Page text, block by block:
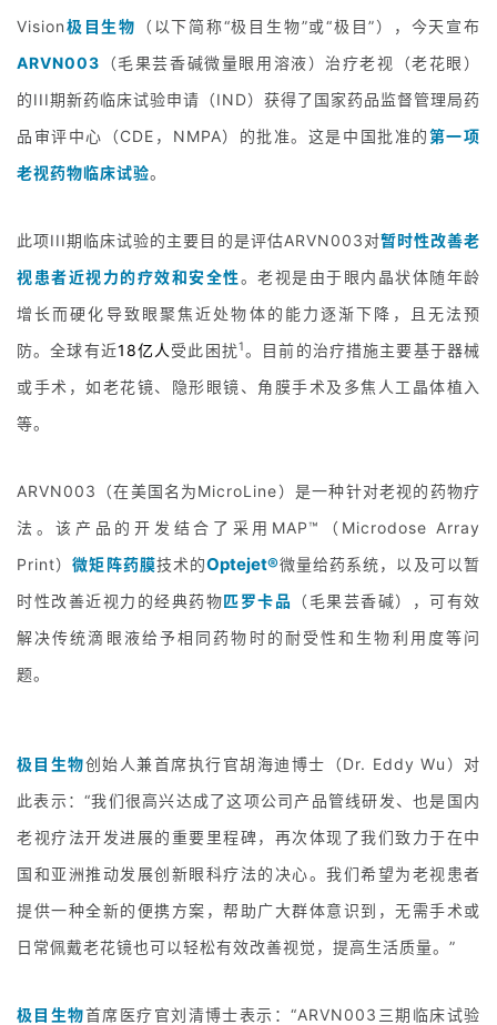
Vision极目生物
（以下简称“极目生物”或“极目”），今天宣布
ARVN003 （毛果芸香碱微量眼用溶液）治疗老视（老花眼）
的III期新药临床试验申请（IND）获得了国家药品监督管理局药
品审评中心（CDE，NMPA）的批准。这是中国批准的第一项
老视药物临床试验。
此项III期临床试验的主要目的是评估ARVN003对暂时性改善老
视患者近视力的疗效和安全性。老视是由于眼内晶状体随年龄
增长而硬化导致眼聚焦近处物体的能力逐渐下降，且无法预
防。全球有近18亿人 受此困扰1。目前的治疗措施主要基于器械
或手术，如老花镜、隐形眼镜、角膜手术及多焦人工晶体植入
等。
ARVN003（在美国名为MicroLine）是一种针对老视的药物疗
法。该产品的开发结合了采用MAP™（Microdose Array
Print）微矩阵药膜技术的Optejet®微量给药系统，以及可以暂
时性改善近视力的经典药物匹罗卡品
（毛果芸香碱），可有效
解决传统滴眼液给予相同药物时的耐受性和生物利用度等问
题。
极目生物创始人兼首席执行官胡海迪博士（Dr. Eddy Wu）对
此表示：“我们很高兴达成了这项公司产品管线研发、也是国内
老视疗法开发进展的重要里程碑，再次体现了我们致力于在中
国和亚洲推动发展创新眼科疗法的决心。我们希望为老视患者
提供一种全新的便携方案，帮助广大群体意识到，无需手术或
日常佩戴老花镜也可以轻松有效改善视觉，提高生活质量。”
极目生物首席医疗官刘清博士表示：“ARVN003三期临床试验